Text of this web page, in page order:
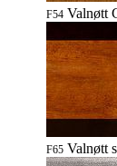
F54 Valnøtt
F65 Valnøtt